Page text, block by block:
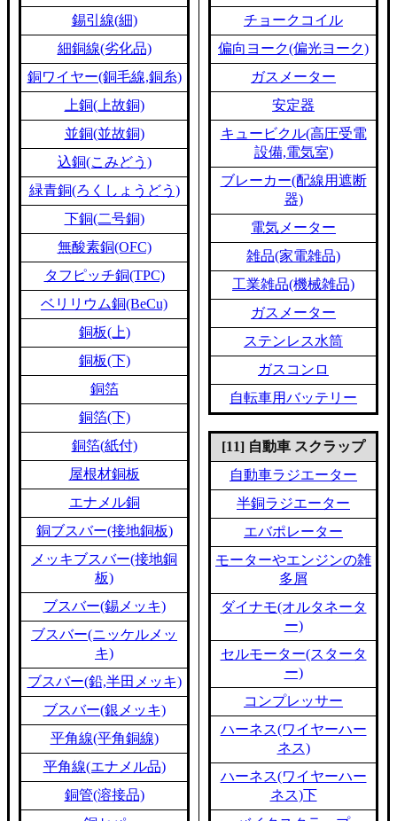
錫引線(細)
細銅線(劣化品)
銅ワイヤー(銅毛線,銅糸)
上銅(上故銅)
並銅(並故銅)
込銅(こみどう)
緑青銅(ろくしょうどう)
下銅(二号銅)
無酸素銅(OFC)
タフピッチ銅(TPC)
ベリリウム銅(BeCu)
銅板(上)
銅板(下)
銅箔
銅箔(下)
銅箔(紙付)
屋根材銅板
エナメル銅
銅ブスバー(接地銅板)
メッキブスバー(接地銅
板)
ブスバー(錫メッキ)
ブスバー(ニッケルメッ
キ)
ブスバー(鉛,半田メッキ)
ブスバー(銀メッキ)
平角線(平角銅線)
平角線(エナメル品)
銅管(溶接品)
チョークコイル
偏向ヨーク(偏光ヨーク)
ガスメーター
安定器
キュービクル(高圧受電
設備,電気室)
ブレーカー(配線用遮断
器)
電気メーター
雑品(家電雑品)
工業雑品(機械雑品)
ガスメーター
ステンレス水筒
ガスコンロ
自転車用バッテリー
[11] 自動車 スクラップ
自動車ラジエーター
半銅ラジエーター
エバポレーター
モーターやエンジンの雑
多屑
ダイナモ(オルタネータ
ー)
セルモーター(スタータ
ー)
コンプレッサー
ハーネス(ワイヤーハー
ネス)
ハーネス(ワイヤーハー
ネス)下